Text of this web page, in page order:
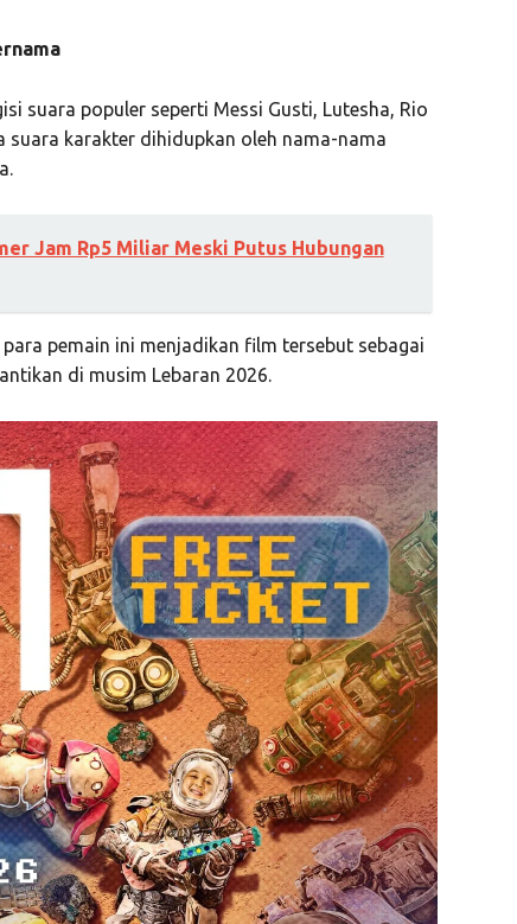
suara populer seperti Messi Gusti, Lutesha, Rio
suara karakter dihidupkan oleh nama-nama
Jam Rp5 Miliar Meski Putus Hubungan
pemain ini menjadikan film tersebut sebagai
di musim Lebaran 2026.